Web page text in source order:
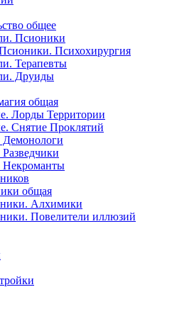
общее
Псионики
Психохирургия
Терапевты
Друиды
общая
Лорды Территории
Снятие Проклятий
Демонологи
Некроманты
общая
Алхимики
Повелители иллюзий